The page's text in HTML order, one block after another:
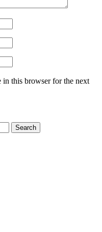
in this browser for the next